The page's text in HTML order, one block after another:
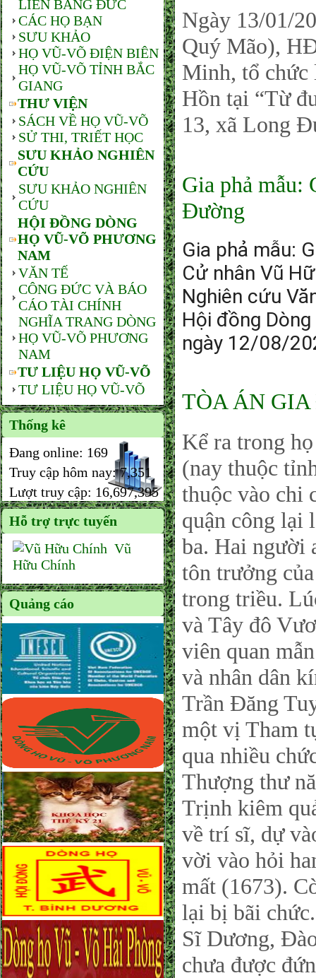
LIÊN BANG ĐỨC
CÁC HỌ BẠN
SƯU KHẢO
HỌ VŨ-VÕ ĐIỆN BIÊN
HỌ VŨ-VÕ TỈNH BẮC
GIANG
THƯ VIỆN
SÁCH VỀ HỌ VŨ-VÕ
SỬ THI, TRIẾT HỌC
SƯU KHẢO NGHIÊN
CỨU
SƯU KHẢO NGHIÊN
CỨU
HỘI ĐỒNG DÒNG
HỌ VŨ-VÕ PHƯƠNG
NAM
VĂN TẾ
CÔNG ĐỨC VÀ BÁO
CÁO TÀI CHÍNH
NGHĨA TRANG DÒNG
HỌ VŨ-VÕ PHƯƠNG
NAM
TƯ LIỆU HỌ VŨ-VÕ
TƯ LIỆU HỌ VŨ-VÕ
Thống kê
Đang online: 169
Truy cập hôm nay:7,351
Lượt truy cập: 16,697,395
Hỗ trợ trực tuyến
Vũ
Hữu Chính
Quảng cáo
Ngày 13/01/
Quý Mão),
Minh, tổ chức
Hồn tại “Từ
13, xã Long
Gia phả mẫu:
Đường
Gia phả mẫu:
Cử nhân Vũ
Nghiên cứu
Hội đồng
ngày 12/08/
TÒA ÁN GIA
Kể ra trong
(nay thuộc
thuộc vào chi
quận công lại
ba. Hai người
tôn trưởng
trong triều.
và Tây đô
viên quan
và nhân dân
Trần Đăng
một vị Tham
qua nhiều
Thượng thư
Trịnh kiêm
về trí sĩ, dự
vời vào hỏi
mất (1673).
lại bị bãi
Sĩ Dương,
chưa được